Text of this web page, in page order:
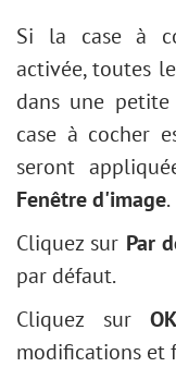
Si la case à
activée, toutes
dans une
case à cocher
seront
Fenêtre d'image.
Cliquez sur Par
par défaut.
Cliquez sur OK
modifications et